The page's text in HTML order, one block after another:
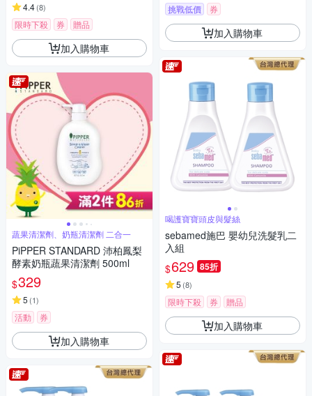
4.4(8)
限時下殺 券 贈品
加入購物車
蔬果清潔劑、奶瓶清潔劑 二合一
PiPPER STANDARD 沛柏鳳梨
酵素奶瓶蔬果清潔劑 500ml
$329
5 (1)
活動 券
加入購物車
挑戰低價 券
加入購物車
喝護寶寶頭皮與髮絲
sebamed施巴 嬰幼兒洗髮乳二
入組
$629 85折
5 (8)
限時下殺 券 贈品
加入購物車